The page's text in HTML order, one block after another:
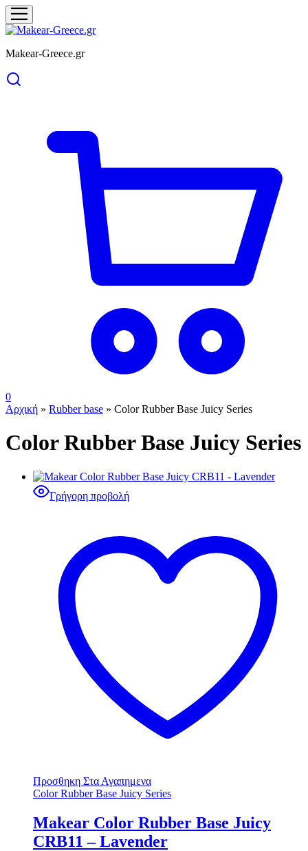
Makear-Greece.gr
0
Αρχική » Rubber base » Color Rubber Base Juicy Series
Color Rubber Base Juicy Series
Γρήγορη προβολή
Προσθηκη Στα Αγαπημενα
Color Rubber Base Juicy Series
Makear Color Rubber Base Juicy
CRB11 – Lavender